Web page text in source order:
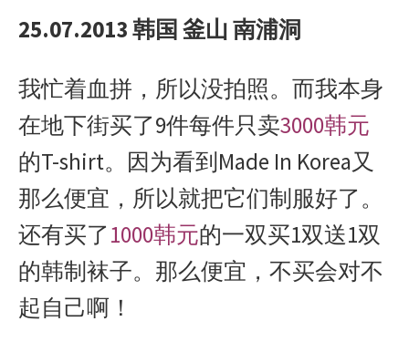
25.07.2013 韩国 釜山 南浦洞
我忙着血拼，所以没拍照。而我本身
在地下街买了9件每件只卖3000韩元
的T-shirt。因为看到Made In Korea又
那么便宜，所以就把它们制服好了。
还有买了1000韩元的一双买1双送1双
的韩制袜子。那么便宜，不买会对不
起自己啊！